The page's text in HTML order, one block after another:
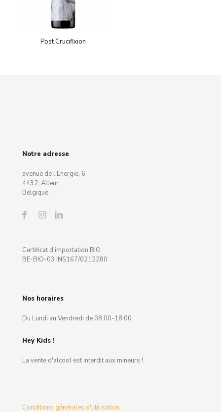
Post Crucifixion
Notre adresse
avenue de l'Energie, 6
4432, Alleur
Belgique
Certificat d’importation BIO
BE-BIO-03 INS167/0212280
Nos horaires
Du Lundi au Vendredi de 08:00-18:00
Hey Kids !
La vente d'alcool est interdit aux mineurs !
Conditions générales d'utilisation